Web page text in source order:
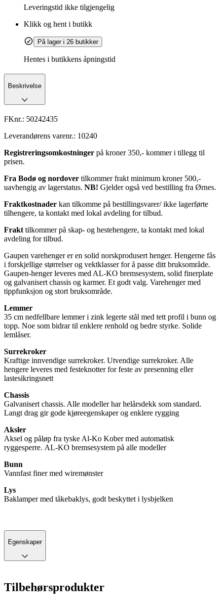
Leveringstid ikke tilgjengelig
Klikk og hent i butikk
På lager i 26 butikker
Hentes i butikkens åpningstid
Beskrivelse
FKnr.: 50242435
Leverandørens varenr.: 10240
Registreringsomkostninger på kroner 350,- kommer i tillegg til
prisen.
Fra Bodø og nordover tilkommer frakt minimum kroner 500,-
uavhengig av lagerstatus. NB! Gjelder også ved bestilling fra Ørnes.
Fraktkostnader kan tilkomme på bestillingsvarer/ ikke lagerførte
tilhengere, ta kontakt med lokal avdeling for tilbud.
Frakt tilkommer på skap- og hestehengere, ta kontakt med lokal
avdeling for tilbud.
Gaupen varehenger er en solid norskprodusert henger. Hengerne fås
i forskjellige størrelser og vektklasser for å passe ditt bruksområde.
Gaupen-henger leveres med AL-KO bremsesystem, solid finerplate
og galvanisert chassis og karmer. Et godt valg. Varehenger med
tippfunksjon og stort bruksområde.
Lemmer
35 cm nedfellbare lemmer i zink legerte stål med tett profil i bunn og
topp. Noe som bidrar til enklere renhold og bedre styrke. Solide
lemlåser.
Surrekroker
Kraftige innvendige surrekroker. Utvendige surrekroker. Alle
hengere leveres med festeknotter for feste av presenning eller
lastesikringsnett
Chassis
Galvanisert chassis. Alle modeller har helårsdekk som standard.
Langt drag gir gode kjøreegenskaper og enklere rygging
Aksler
Aksel og påløp fra tyske Al-Ko Kober med automatisk
ryggesperre. AL-KO bremsesystem på alle modeller
Bunn
Vannfast finer med wiremønster
Lys
Baklamper med tåkebaklys, godt beskyttet i lysbjelken
Egenskaper
Tilbehørsprodukter